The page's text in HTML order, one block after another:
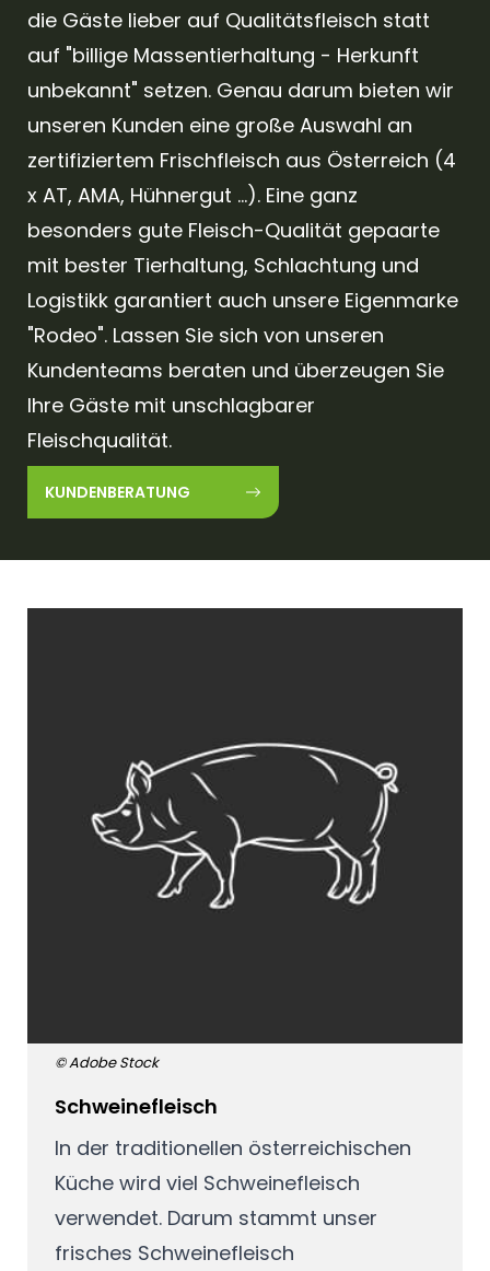
die Gäste lieber auf Qualitätsfleisch statt
auf "billige Massentierhaltung - Herkunft
unbekannt" setzen. Genau darum bieten wir
unseren Kunden eine große Auswahl an
zertifiziertem Frischfleisch aus Österreich (4
x AT, AMA, Hühnergut ...). Eine ganz
besonders gute Fleisch-Qualität gepaarte
mit bester Tierhaltung, Schlachtung und
Logistikk garantiert auch unsere Eigenmarke
"Rodeo". Lassen Sie sich von unseren
Kundenteams beraten und überzeugen Sie
Ihre Gäste mit unschlagbarer
Fleischqualität.
KUNDENBERATUNG
Schweinefleisch
In der traditionellen österreichischen
Küche wird viel Schweinefleisch
verwendet. Darum stammt unser
frisches Schweinefleisch
© Adobe Stock